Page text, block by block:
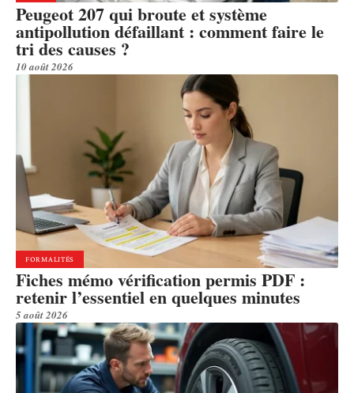
Peugeot 207 qui broute et système
antipollution défaillant : comment faire le
tri des causes ?
10 août 2026
FORMALITÉS
Fiches mémo vérification permis PDF :
retenir l’essentiel en quelques minutes
5 août 2026